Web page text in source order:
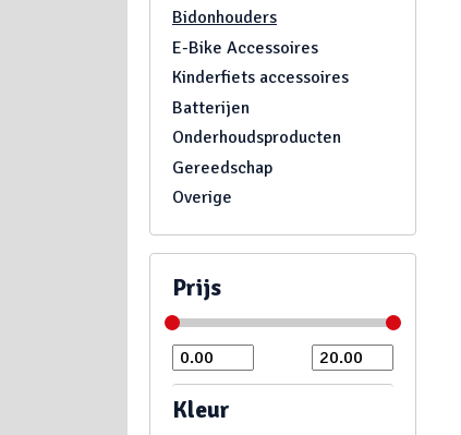
Bidonhouders
E-Bike Accessoires
Kinderfiets accessoires
Batterijen
Onderhoudsproducten
Gereedschap
Overige
Prijs
Kleur